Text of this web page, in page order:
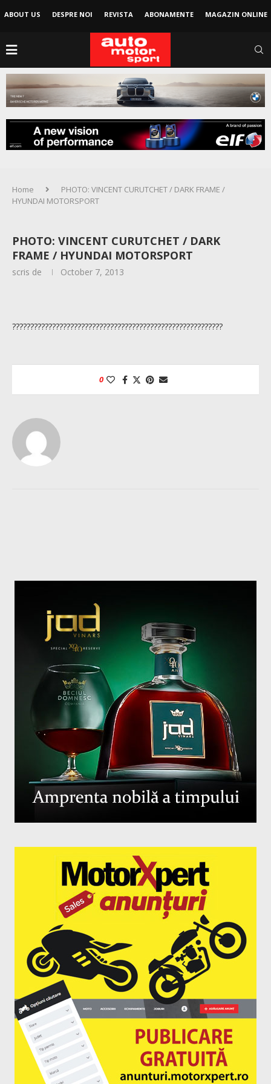
ABOUT US DESPRE NOI REVISTA ABONAMENTE MAGAZIN ONLINE
Home
PHOTO: VINCENT CURUTCHET / DARK FRAME /
HYUNDAI MOTORSPORT
PHOTO: VINCENT CURUTCHET / DARK
FRAME / HYUNDAI MOTORSPORT
scris de October 7, 2013
??????????????????????????????????????????????????????????
0